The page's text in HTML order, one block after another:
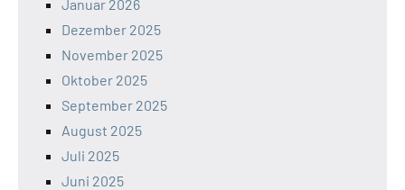
Januar 2026
Dezember 2025
November 2025
Oktober 2025
September 2025
August 2025
Juli 2025
Juni 2025